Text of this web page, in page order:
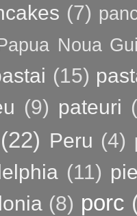
(7)
Noua
(15)
(9) pateuri
(22) Peru (4)
(11)
(8) porc